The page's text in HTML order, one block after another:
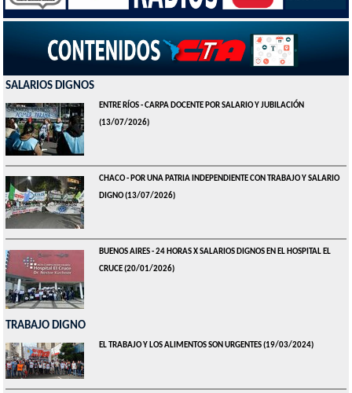
SALARIOS DIGNOS
ENTRE RÍOS - CARPA DOCENTE POR SALARIO Y JUBILACIÓN
(13/07/2026)
CHACO - POR UNA PATRIA INDEPENDIENTE CON TRABAJO Y SALARIO
DIGNO(13/07/2026)
BUENOS AIRES - 24 HORAS X SALARIOS DIGNOS EN EL HOSPITAL EL
CRUCE(20/01/2026)
TRABAJO DIGNO
EL TRABAJO Y LOS ALIMENTOS SON URGENTES(19/03/2024)